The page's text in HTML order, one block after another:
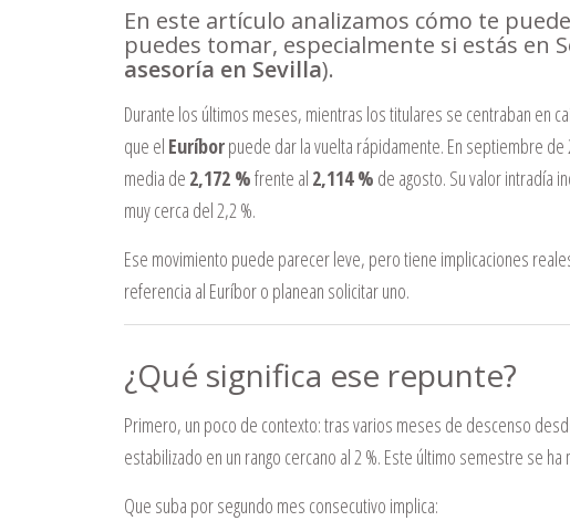
En este artículo analizamos cómo te
puedes tomar, especialmente si estás en
asesoría en Sevilla).
Durante los últimos meses, mientras los titulares se centraban en
que el Euríborpuede dar la vuelta rápidamente. En septiembre
media de 2,172 %frente al 2,114 % de agosto. Su valor intradía
muy cerca del 2,2 %.
Ese movimiento puede parecer leve, pero tiene implicaciones
referencia al Euríbor o planean solicitar uno.
¿Qué significa ese repunte?
Primero, un poco de contexto: tras varios meses de descenso
estabilizado en un rango cercano al 2 %. Este último semestre se ha
Que suba por segundo mes consecutivo implica: